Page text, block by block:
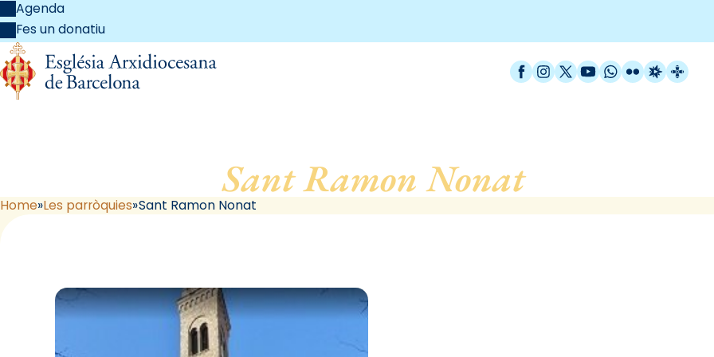
Agenda
Fes un donatiu
Facebook
Instagram
X / Twitter
YouTube
WhatsApp
FlickrRadio
Sant Ramon Nonat, de Barcelona
Home Les parròquies Sant Ramon Nonat